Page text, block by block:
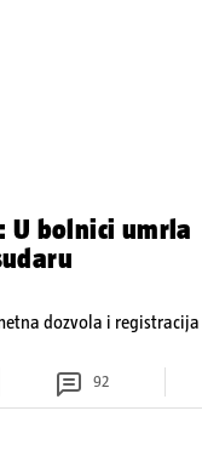
U bolnici umrla
dozvola i registracija
92